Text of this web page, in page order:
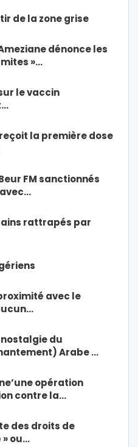
de la zone grise
dénonce les
»…
le vaccin
la première dose
FM sanctionnés
rattrapés par
avec le
du
Arabe …
opération
contre la…
des droits de
» ou…